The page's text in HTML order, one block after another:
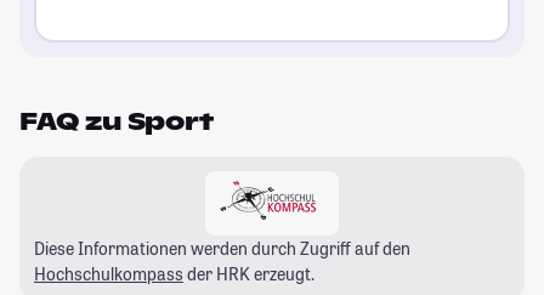
FAQ zu Sport
Diese Informationen werden durch Zugriff auf den
Hochschulkompass der HRK erzeugt.